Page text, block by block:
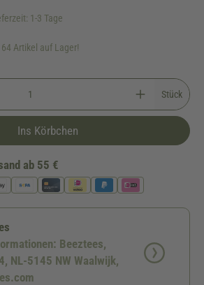
1-3 Tage
Artikel auf Lager!
Stück
Ins Körbchen
ab 55 €
Beeztees,
NL-5145 NW Waalwijk,